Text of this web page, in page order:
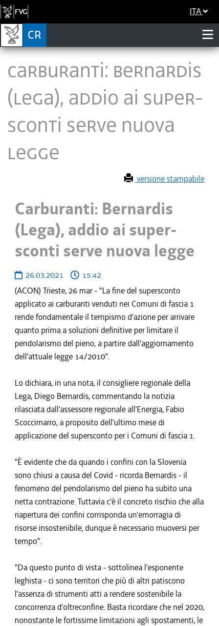
ITA
Carburanti: Bernardis
(Lega), addio ai super-
sconti serve nuova
legge
versione stampabile
Carburanti: Bernardis
(Lega), addio ai super-
sconti serve nuova legge
26.03.2021
15:42
(ACON) Trieste, 26 mar - "La fine del supersconto
applicato ai carburanti venduti nei Comuni di fascia 1
rende fondamentale il tempismo d'azione per arrivare
quanto prima a soluzioni definitive per limitare il
pendolarismo del pieno, a partire dall'aggiornamento
dell'attuale legge 14/2010".
Lo dichiara, in una nota, il consigliere regionale della
Lega, Diego Bernardis, commentando la notizia
rilasciata dall'assessore regionale all'Energia, Fabio
Scoccimarro, a proposito dell'ultimo mese di
applicazione del supersconto per i Comuni di fascia 1.
"È evidente che da quando i confini con la Slovenia
sono chiusi a causa del Covid - ricorda Bernardis - il
fenomeno del pendolarismo del pieno ha subito una
netta contrazione. Tuttavia c'è il concreto rischio che alla
riapertura dei confini corrisponda un'emorragia di
risorse insostenibile, dunque è necessario muoversi per
tempo".
"Da questo punto di vista - sottolinea l'esponente
leghista - ci sono territori che più di altri patiscono
l'assenza di strumenti atti a rendere sostenibile la
concorrenza d'oltreconfine. Basta ricordare che nel 2020,
nonostante le fortissime limitazioni agli spostamenti, le